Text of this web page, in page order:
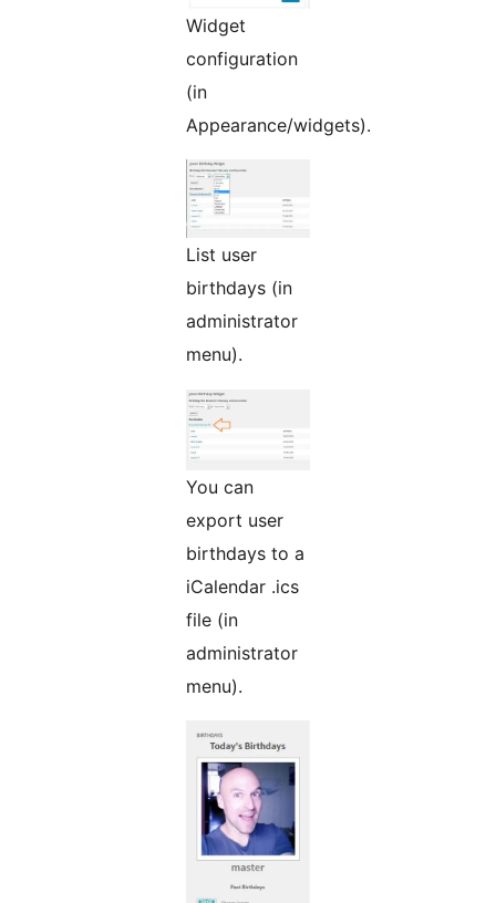
Widget
configuration
(in
Appearance/widgets).
List user
birthdays (in
administrator
menu).
You can
export user
birthdays to a
iCalendar .ics
file (in
administrator
menu).